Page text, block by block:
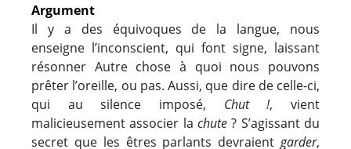
Argument
Il y a des équivoques de la langue, nous
enseigne l’inconscient, qui font signe, laissant
résonner Autre chose à quoi nous pouvons
prêter l’oreille, ou pas. Aussi, que dire de celle-ci,
qui au silence imposé, Chut !, vient
malicieusement associer la chute? S’agissant du
secret que les êtres parlants devraient garder,